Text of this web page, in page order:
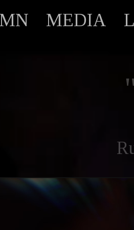
MEDIA